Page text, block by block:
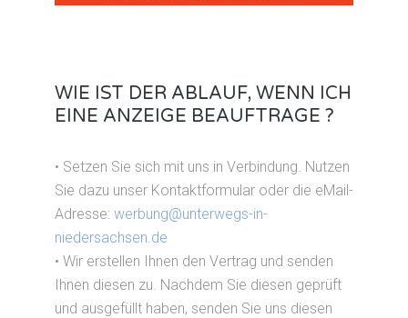
WIE IST DER ABLAUF, WENN ICH
EINE ANZEIGE BEAUFTRAGE ?
• Setzen Sie sich mit uns in Verbindung. Nutzen
Sie dazu unser Kontaktformular oder die eMail-
Adresse: werbung@unterwegs-in-
niedersachsen.de
• Wir erstellen Ihnen den Vertrag und senden
Ihnen diesen zu. Nachdem Sie diesen geprüft
und ausgefüllt haben, senden Sie uns diesen